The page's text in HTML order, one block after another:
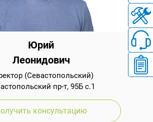
Юрий
Леонидович
(Севастопольский)
пр-т, 95Б с.1
консультацию